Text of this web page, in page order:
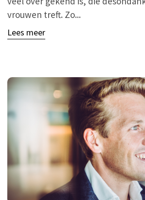
vrouwen treft. Zo...
Lees meer